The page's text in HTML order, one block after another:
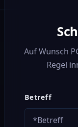
Auf Wunsch
Regel
Betreff